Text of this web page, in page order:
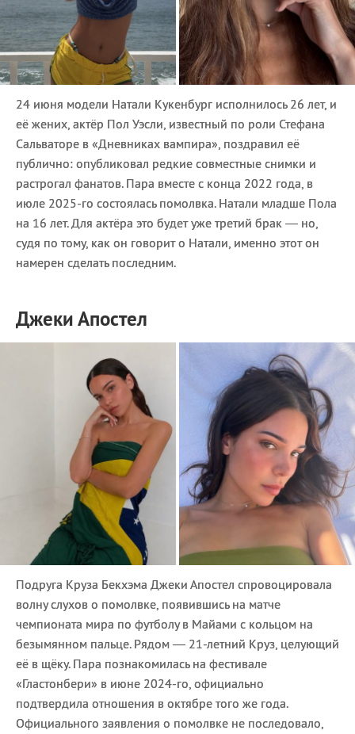
24 июня модели Натали Кукенбург исполнилось 26 лет, и
её жених, актёр Пол Уэсли, известный по роли Стефана
Сальваторе в «Дневниках вампира», поздравил её
публично: опубликовал редкие совместные снимки и
растрогал фанатов. Пара вместе с конца 2022 года, в
июле 2025-го состоялась помолвка. Натали младше Пола
на 16 лет. Для актёра это будет уже третий брак — но,
судя по тому, как он говорит о Натали, именно этот он
намерен сделать последним.
Джеки Апостел
Подруга Круза Бекхэма Джеки Апостел спровоцировала
волну слухов о помолвке, появившись на матче
чемпионата мира по футболу в Майами с кольцом на
безымянном пальце. Рядом — 21-летний Круз, целующий
её в щёку. Пара познакомилась на фестивале
«Гластонбери» в июне 2024-го, официально
подтвердила отношения в октябре того же года.
Официального заявления о помолвке не последовало,